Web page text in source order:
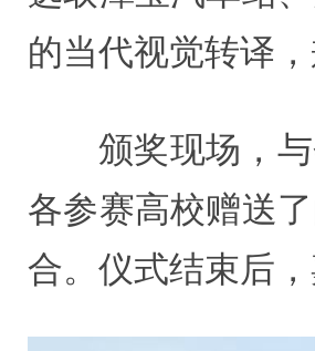
的当代视觉转译
颁奖现场，
各参赛高校赠送
合。仪式结束后